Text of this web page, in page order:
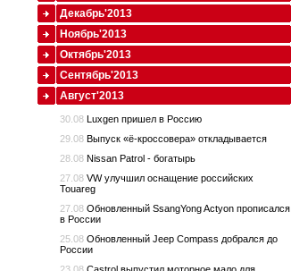
Декабрь'2013
Ноябрь'2013
Октябрь'2013
Сентябрь'2013
Август'2013
30.08 Luxgen пришел в Россию
29.08 Выпуск «ё-кроссовера» откладывается
28.08 Nissan Patrol - богатырь
27.08 VW улучшил оснащение российских
Touareg
27.08 Обновленный SsangYong Actyon прописался
в России
25.08 Обновленный Jeep Compass добрался до
России